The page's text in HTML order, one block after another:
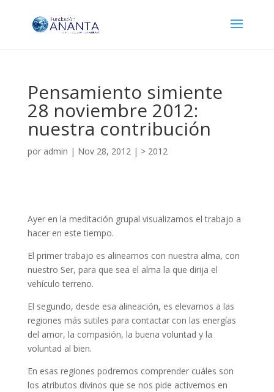
Pensamiento simiente
28 noviembre 2012:
nuestra contribución
por admin | Nov 28, 2012| > 2012
Ayer en la meditación grupal visualizamos el trabajo a
hacer en este tiempo.
El primer trabajo es alinearnos con nuestra alma, con
nuestro Ser, para que sea el alma la que dirija el
vehículo terreno.
El segundo, desde esa alineación, es elevarnos a las
regiones más sutiles para contactar con las energías
del amor, la compasión, la buena voluntad y la
voluntad al bien.
En esas regiones podremos comprender cuáles son
los atributos divinos que se nos pide activemos en